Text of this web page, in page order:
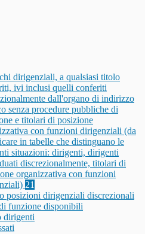
dirigenziali, a qualsiasi titolo
ivi inclusi quelli conferiti
dall'organo di indirizzo
senza procedure pubbliche di
e titolari di posizione
con funzioni dirigenziali (da
in tabelle che distinguano le
situazioni: dirigenti, dirigenti
discrezionalmente, titolari di
organizzativa con funzioni
21
posizioni dirigenziali discrezionali
funzione disponibili
dirigenti